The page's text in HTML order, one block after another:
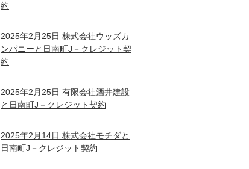
約
2025年2月25日 株式会社ウッズカ
ンパニーと日南町J－クレジット契
約
2025年2月25日 有限会社酒井建設
と日南町J－クレジット契約
2025年2月14日 株式会社モチダと
日南町J－クレジット契約